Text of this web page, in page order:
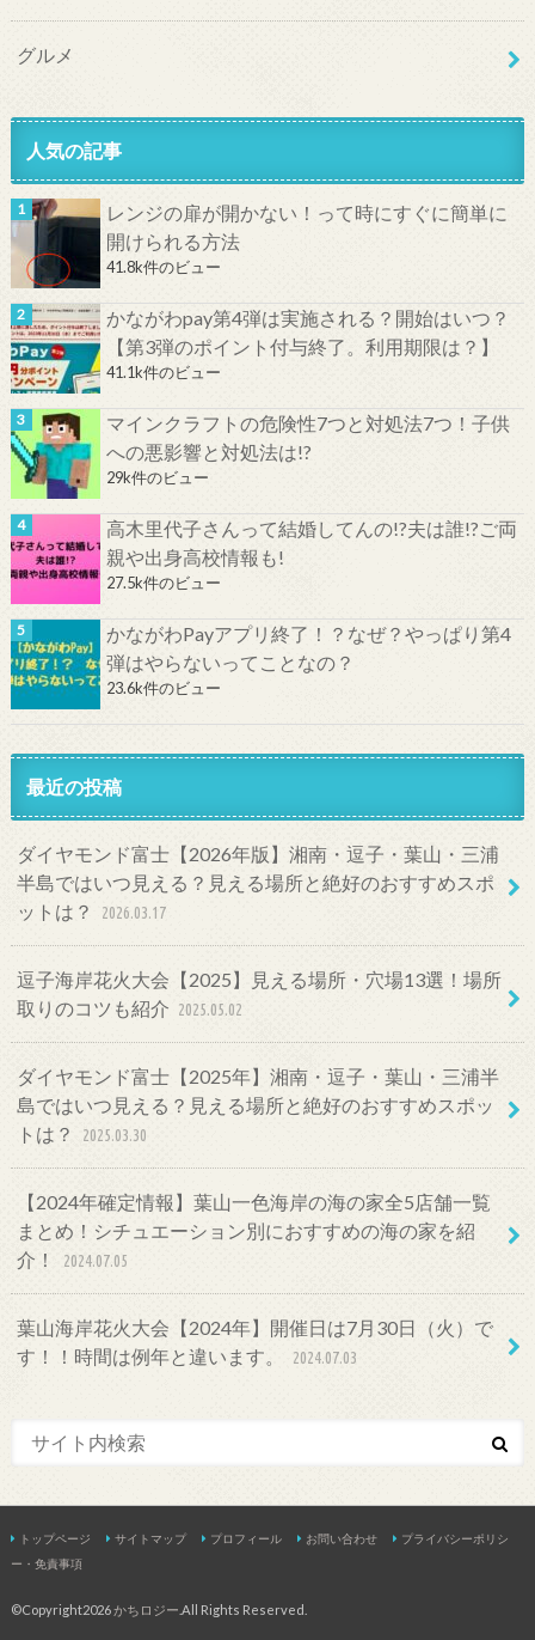
グルメ
人気の記事
レンジの扉が開かない！って時にすぐに簡単に
開けられる方法
41.8k件のビュー
かながわpay第4弾は実施される？開始はいつ？
【第3弾のポイント付与終了。利用期限は？】
41.1k件のビュー
マインクラフトの危険性7つと対処法7つ！子供
への悪影響と対処法は!?
29k件のビュー
高木里代子さんって結婚してんの!?夫は誰!?ご両
親や出身高校情報も!
27.5k件のビュー
かながわPayアプリ終了！？なぜ？やっぱり第4
弾はやらないってことなの？
23.6k件のビュー
最近の投稿
ダイヤモンド富士【2026年版】湘南・逗子・葉山・三浦
半島ではいつ見える？見える場所と絶好のおすすめスポ
ットは？
2026.03.17
逗子海岸花火大会【2025】見える場所・穴場13選！場所
取りのコツも紹介 2025.05.02
ダイヤモンド富士【2025年】湘南・逗子・葉山・三浦半
島ではいつ見える？見える場所と絶好のおすすめスポッ
トは？
2025.03.30
【2024年確定情報】葉山一色海岸の海の家全5店舗一覧
まとめ！シチュエーション別におすすめの海の家を紹
介！
2024.07.05
葉山海岸花火大会【2024年】開催日は7月30日（火）で
す！！時間は例年と違います。
2024.07.03
トップページ サイトマップ プロフィール お問い合わせ
プライバシーポリシ
ー・免責事項
©Copyright2026かちロジー .All Rights Reserved.